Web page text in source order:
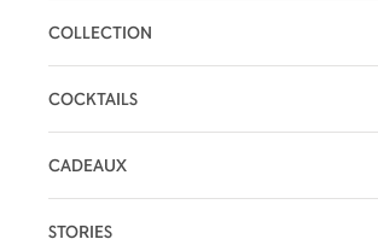
COLLECTION
COCKTAILS
CADEAUX
STORIES